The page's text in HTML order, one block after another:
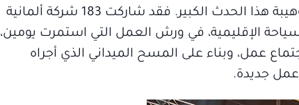
كيمنتس، مشاركة ناجحة جاءت على قدر التوقعات، نظراً لحجم وهيبة هذا الحدث الكبير. فقد شاركت 183 شركة ألمانية
الإقليمية، في ورش العمل التي استمرت يومين،
إلى 225 مشترياً دولياً. ووفقاً للمنظمين، تم عقد 5,254 اجتماع عمل، وبناء على المسح الميداني الذي أجراه